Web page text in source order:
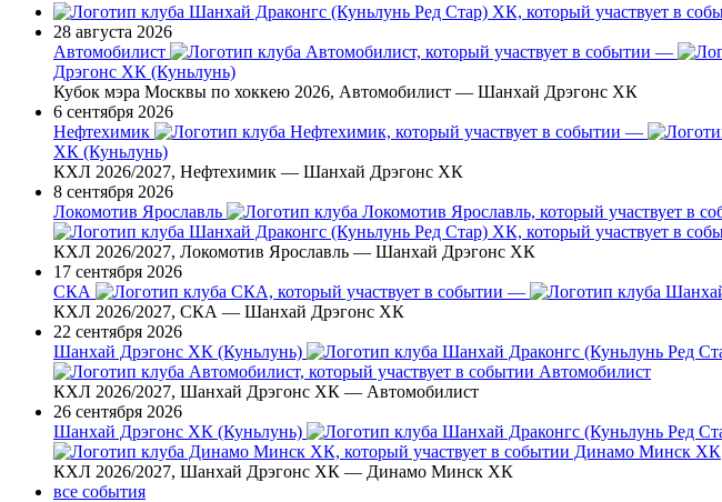
28 августа 2026
Автомобилист
—
Дрэгонс ХК (Куньлунь)
Кубок мэра Москвы по хоккею 2026, Автомобилист — Шанхай Дрэгонс ХК
6 сентября 2026
Нефтехимик
—
ХК (Куньлунь)
КХЛ 2026/2027, Нефтехимик — Шанхай Дрэгонс ХК
8 сентября 2026
Локомотив Ярославль
КХЛ 2026/2027, Локомотив Ярославль — Шанхай Дрэгонс ХК
17 сентября 2026
СКА
—
КХЛ 2026/2027, СКА — Шанхай Дрэгонс ХК
22 сентября 2026
Шанхай Дрэгонс ХК (Куньлунь)
Автомобилист
КХЛ 2026/2027, Шанхай Дрэгонс ХК — Автомобилист
26 сентября 2026
Шанхай Дрэгонс ХК (Куньлунь)
Динамо Минск ХК
КХЛ 2026/2027, Шанхай Дрэгонс ХК — Динамо Минск ХК
все события